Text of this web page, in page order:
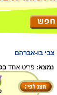
צבי בו-אברהם
נמצא: פריט אחד